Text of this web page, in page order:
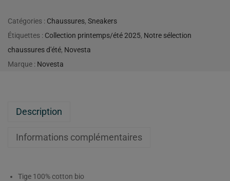
Catégories : Chaussures, Sneakers
Étiquettes : Collection printemps/été 2025, Notre sélection
chaussures d'été, Novesta
Marque : Novesta
Description
Informations complémentaires
Tige 100% cotton bio